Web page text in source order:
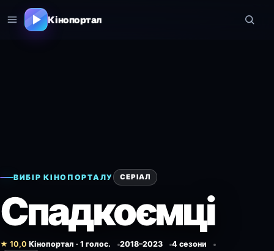
Кінопортал
ВИБІР КІНОПОРТАЛУ СЕРІАЛ
Спадкоємці
★ 10,0 Кінопортал · 1 голос. 2018–2023 4 сезони